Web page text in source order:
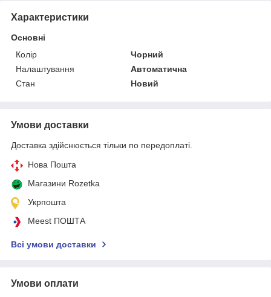
Характеристики
Основні
Колір
Чорний
Налаштування
Автоматична
Стан
Новий
Умови доставки
Доставка здійснюється тільки по передоплаті.
Нова Пошта
Магазини Rozetka
Укрпошта
Meest ПОШТА
Всі умови доставки
Умови оплати